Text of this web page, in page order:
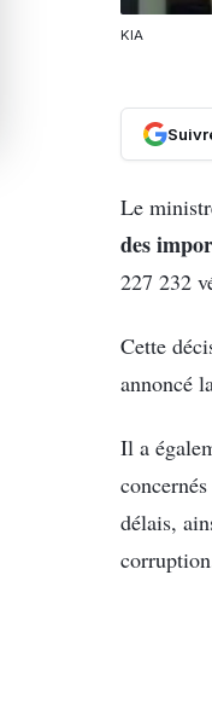
KIA
Le
des
227 232
Cette
annoncé
Il a
délais,